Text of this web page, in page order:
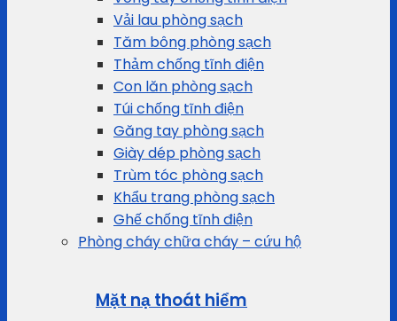
Vải lau phòng sạch
Tăm bông phòng sạch
Thảm chống tĩnh điện
Con lăn phòng sạch
Túi chống tĩnh điện
Găng tay phòng sạch
Giày dép phòng sạch
Trùm tóc phòng sạch
Khẩu trang phòng sạch
Ghế chống tĩnh điện
Phòng cháy chữa cháy – cứu hộ
Mặt nạ thoát hiểm